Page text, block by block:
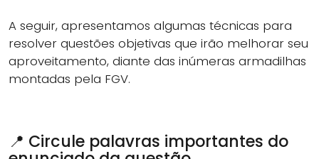
A seguir, apresentamos algumas técnicas para
resolver questões objetivas que irão melhorar seu
aproveitamento, diante das inúmeras armadilhas
montadas pela FGV.
📍 Circule palavras importantes do